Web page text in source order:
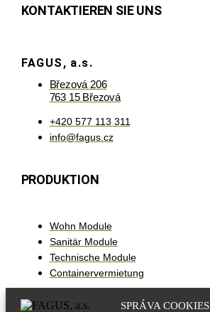
SPRÁVA COOKIES
KONTAKTIEREN SIE UNS
FAGUS, a.s.
Březová 206
763 15 Březová
+420 577 113 311
info@fagus.cz
PRODUKTION
Wohn Module
Sanitär Module
Technische Module
Containervermietung